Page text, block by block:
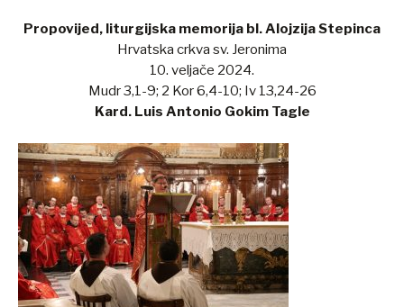
Propovijed, liturgijska memorija bl. Alojzija Stepinca
Hrvatska crkva sv. Jeronima
10. veljače 2024.
Mudr 3,1-9; 2 Kor 6,4-10; Iv 13,24-26
Kard. Luis Antonio Gokim Tagle